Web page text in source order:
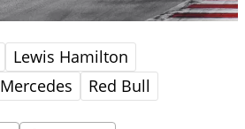
Lewis Hamilton
Mercedes Red Bull